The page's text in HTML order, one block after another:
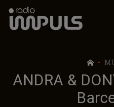
Radio Impuls
ANDRA &